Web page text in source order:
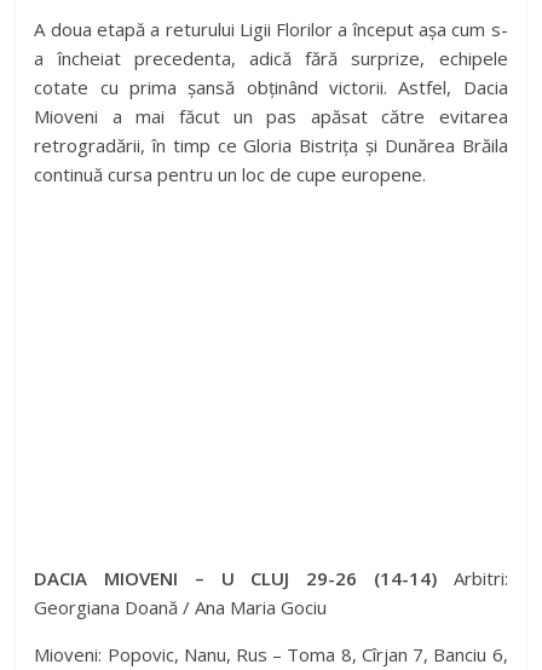
A doua etapă a returului Ligii Florilor a început așa cum s-
a încheiat precedenta, adică fără surprize, echipele
cotate cu prima șansă obținând victorii. Astfel, Dacia
Mioveni a mai făcut un pas apăsat către evitarea
retrogradării, în timp ce Gloria Bistrița și Dunărea Brăila
continuă cursa pentru un loc de cupe europene.
DACIA MIOVENI – U CLUJ 29-26 (14-14)Arbitri:
Georgiana Doană / Ana Maria Gociu
Mioveni: Popovic, Nanu, Rus – Toma 8, Cîrjan 7, Banciu 6,